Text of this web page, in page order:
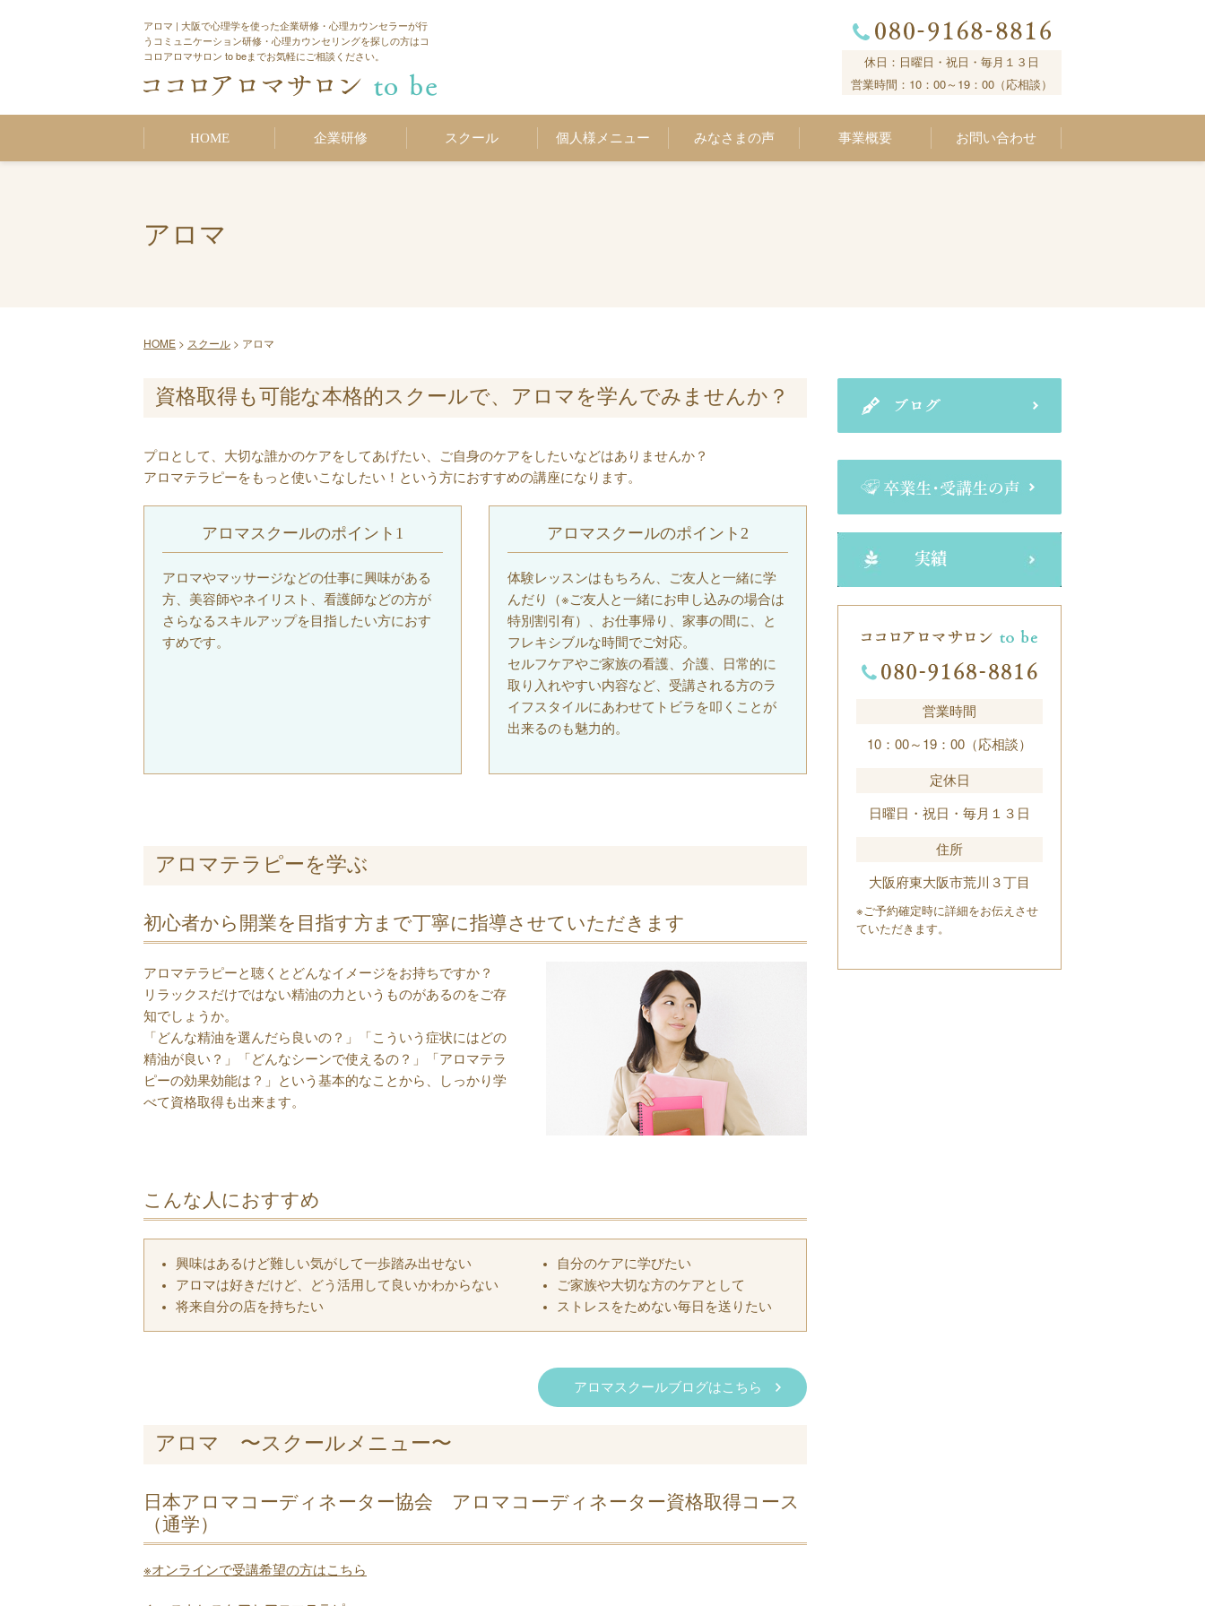
アロマ | 大阪で心理学を使った企業研修・心理カウンセラーが行
うコミュニケーション研修・心理カウンセリングを探しの方はコ
コロアロマサロン to beまでお気軽にご相談ください。
休日：日曜日・祝日・毎月１３日
営業時間：10：00～19：00（応相談）
HOME 企業研修 スクール 個人様メニュー みなさまの声 事業概要 お問い合わせ
アロマ
HOME > スクール > アロマ
資格取得も可能な本格的スクールで、アロマを学んでみませんか？
プロとして、大切な誰かのケアをしてあげたい、ご自身のケアをしたいなどはありませんか？
アロマテラピーをもっと使いこなしたい！という方におすすめの講座になります。
アロマスクールのポイント1
アロマやマッサージなどの仕事に興味がある
方、美容師やネイリスト、看護師などの方が
さらなるスキルアップを目指したい方におす
すめです。
アロマスクールのポイント2
体験レッスンはもちろん、ご友人と一緒に学
んだり（※ご友人と一緒にお申し込みの場合は
特別割引有）、お仕事帰り、家事の間に、と
フレキシブルな時間でご対応。
セルフケアやご家族の看護、介護、日常的に
取り入れやすい内容など、受講される方のラ
イフスタイルにあわせてトビラを叩くことが
出来るのも魅力的。
アロマテラピーを学ぶ
初心者から開業を目指す方まで丁寧に指導させていただきます
アロマテラピーと聴くとどんなイメージをお持ちですか？
リラックスだけではない精油の力というものがあるのをご存
知でしょうか。
「どんな精油を選んだら良いの？」「こういう症状にはどの
精油が良い？」「どんなシーンで使えるの？」「アロマテラ
ピーの効果効能は？」という基本的なことから、しっかり学
べて資格取得も出来ます。
こんな人におすすめ
興味はあるけど難しい気がして一歩踏み出せない
アロマは好きだけど、どう活用して良いかわからない
将来自分の店を持ちたい
自分のケアに学びたい
ご家族や大切な方のケアとして
ストレスをためない毎日を送りたい
アロマスクールブログはこちら
アロマ 〜スクールメニュー〜
日本アロマコーディネーター協会 アロマコーディネーター資格取得コース
（通学）
※オンラインで受講希望の方はこちら
営業時間
10：00～19：00（応相談）
定休日
日曜日・祝日・毎月１３日
住所
大阪府東大阪市荒川３丁目
※ご予約確定時に詳細をお伝えさせ
ていただきます。